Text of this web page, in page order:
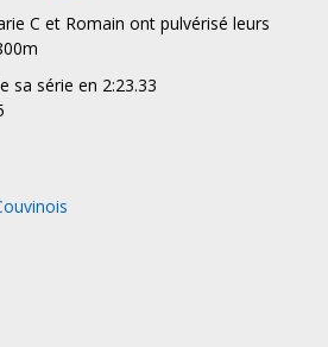
C et Romain ont pulvérisé leurs
sa série en 2:23.33